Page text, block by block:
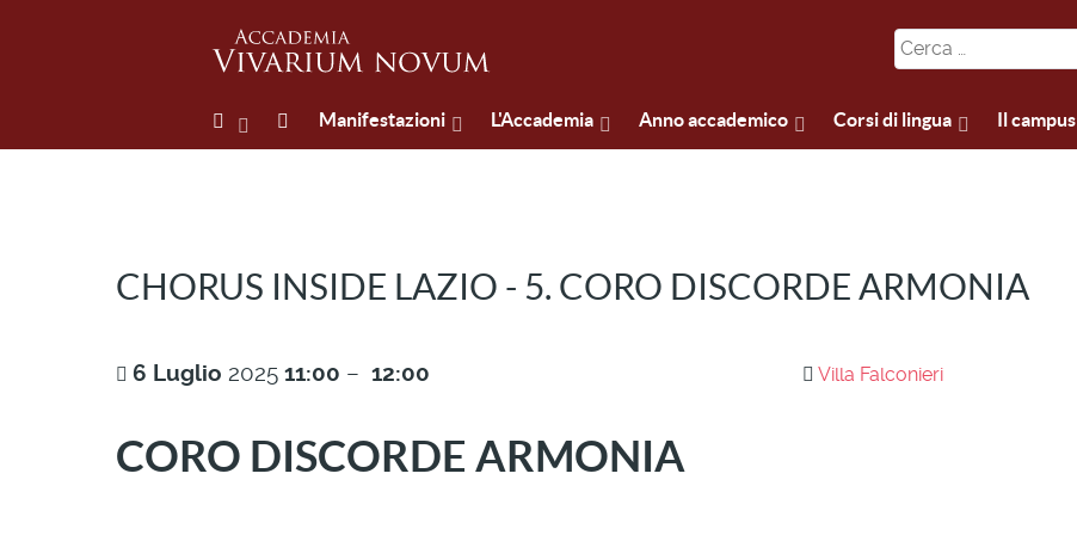
Manifestazioni L'Accademia Anno accademico Corsi di lingua Il campus
CHORUS INSIDE LAZIO - 5. CORO DISCORDE ARMONIA
6 Luglio 2025 11:00 – 12:00 Villa Falconieri
CORO DISCORDE ARMONIA